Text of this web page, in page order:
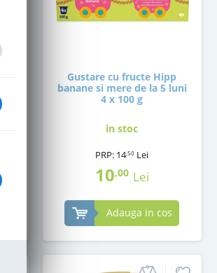
Gustare cu fructe Hipp
banane si mere de la 5 luni
4 x 100 g
in stoc
PRP: 14,50 Lei
10,00 Lei
Adauga in cos